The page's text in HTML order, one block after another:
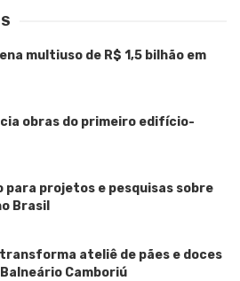
multiuso de R$ 1,5 bilhão em
obras do primeiro edifício-
para projetos e pesquisas sobre
Brasil
ateliê de pães e doces
Camboriú